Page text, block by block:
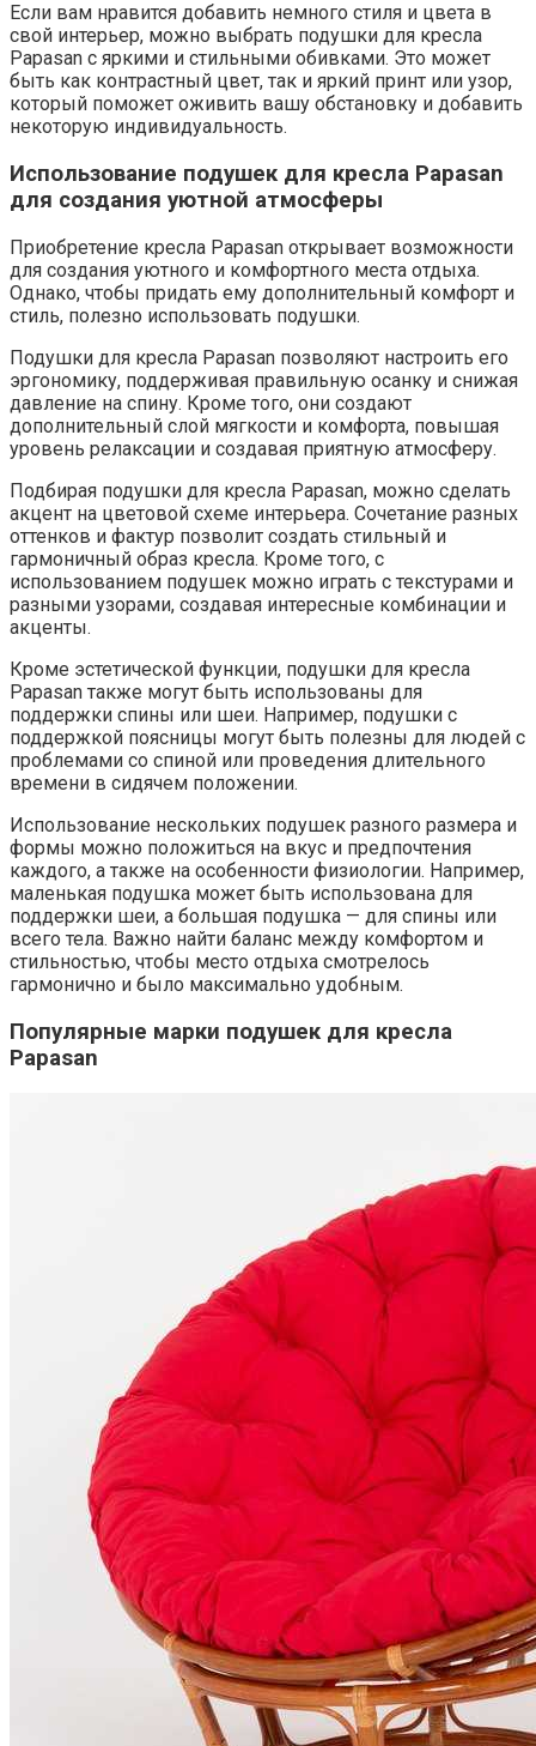
Если вам нравится добавить немного стиля и цвета в
свой интерьер, можно выбрать подушки для кресла
Papasan с яркими и стильными обивками. Это может
быть как контрастный цвет, так и яркий принт или узор,
который поможет оживить вашу обстановку и добавить
некоторую индивидуальность.
Использование подушек для кресла Papasan
для создания уютной атмосферы
Приобретение кресла Papasan открывает возможности
для создания уютного и комфортного места отдыха.
Однако, чтобы придать ему дополнительный комфорт и
стиль, полезно использовать подушки.
Подушки для кресла Papasan позволяют настроить его
эргономику, поддерживая правильную осанку и снижая
давление на спину. Кроме того, они создают
дополнительный слой мягкости и комфорта, повышая
уровень релаксации и создавая приятную атмосферу.
Подбирая подушки для кресла Papasan, можно сделать
акцент на цветовой схеме интерьера. Сочетание разных
оттенков и фактур позволит создать стильный и
гармоничный образ кресла. Кроме того, с
использованием подушек можно играть с текстурами и
разными узорами, создавая интересные комбинации и
акценты.
Кроме эстетической функции, подушки для кресла
Papasan также могут быть использованы для
поддержки спины или шеи. Например, подушки с
поддержкой поясницы могут быть полезны для людей с
проблемами со спиной или проведения длительного
времени в сидячем положении.
Использование нескольких подушек разного размера и
формы можно положиться на вкус и предпочтения
каждого, а также на особенности физиологии. Например,
маленькая подушка может быть использована для
поддержки шеи, а большая подушка — для спины или
всего тела. Важно найти баланс между комфортом и
стильностью, чтобы место отдыха смотрелось
гармонично и было максимально удобным.
Популярные марки подушек для кресла
Papasan